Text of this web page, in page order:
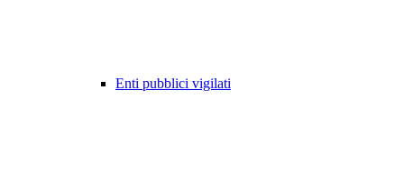
Enti pubblici vigilati